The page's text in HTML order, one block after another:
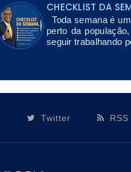
CHECKLIST DA
Toda semana é
perto da
seguir trabalhando
Twitter RSS